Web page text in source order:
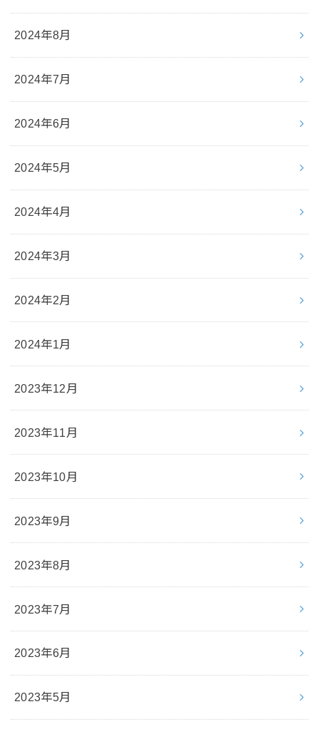
2024年8月
2024年7月
2024年6月
2024年5月
2024年4月
2024年3月
2024年2月
2024年1月
2023年12月
2023年11月
2023年10月
2023年9月
2023年8月
2023年7月
2023年6月
2023年5月